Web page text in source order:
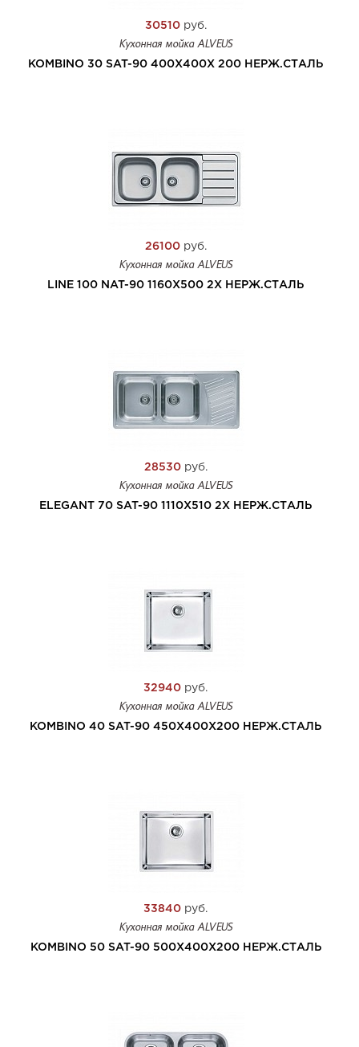
30510руб.
Кухонная мойка ALVEUS
KOMBINO 30 SAT-90 400X400X 200 НЕРЖ.СТАЛЬ
26100руб.
Кухонная мойка ALVEUS
LINE 100 NAT-90 1160X500 2X НЕРЖ.СТАЛЬ
28530руб.
Кухонная мойка ALVEUS
ELEGANT 70 SAT-90 1110X510 2X НЕРЖ.СТАЛЬ
32940 руб.
Кухонная мойка ALVEUS
KOMBINO 40 SAT-90 450X400X200 НЕРЖ.СТАЛЬ
33840 руб.
Кухонная мойка ALVEUS
KOMBINO 50 SAT-90 500X400X200 НЕРЖ.СТАЛЬ